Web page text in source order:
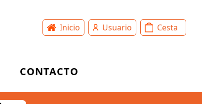
Inicio Usuario Cesta
CONTACTO